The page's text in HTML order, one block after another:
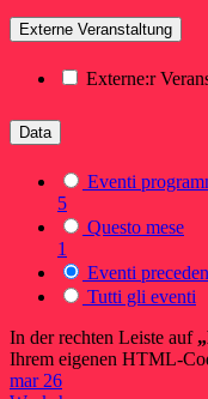
Externe Veranstaltung
Externe:r
Data
Eventi
5
Questo mese
1
Eventi
Tutti gli eventi
In der rechten Leiste auf
Ihrem eigenen HTML-
mar 26